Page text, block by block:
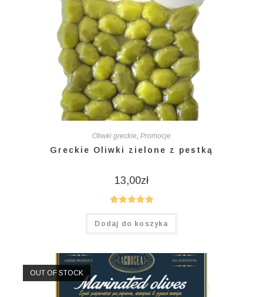
Oliwki greckie, Promocje
Greckie Oliwki zielone z pestką
13,00zł
Oceniono
5.00na 5
Dodaj do koszyka
OUT OF STOCK